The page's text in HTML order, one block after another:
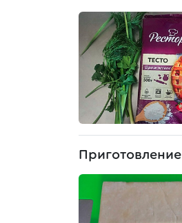
Приготовление